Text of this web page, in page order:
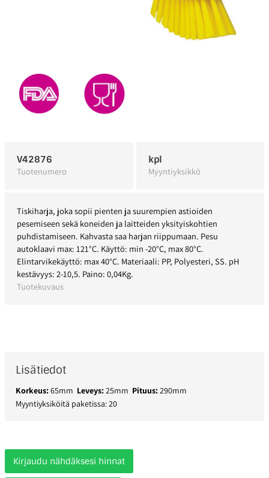
V42876
Tuotenumero
kpl
Myyntiyksikkö
Tiskiharja, joka sopii pienten ja suurempien astioiden
pesemiseen sekä koneiden ja laitteiden yksityiskohtien
puhdistamiseen. Kahvasta saa harjan riippumaan. Pesu
autoklaavi max: 121°C. Käyttö: min -20°C, max 80°C.
Elintarvikekäyttö: max 40°C. Materiaali: PP, Polyesteri, SS. pH
kestävyys: 2-10,5. Paino: 0,04Kg.
Tuotekuvaus
Lisätiedot
Korkeus:65mm Leveys:25mm Pituus:290mm
Myyntiyksiköitä paketissa: 20
Kirjaudu nähdäksesi hinnat